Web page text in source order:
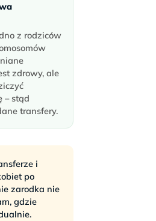
z rodziców
zdrowy, ale
– stąd
transfery.
i
po
zarodka nie
gdzie